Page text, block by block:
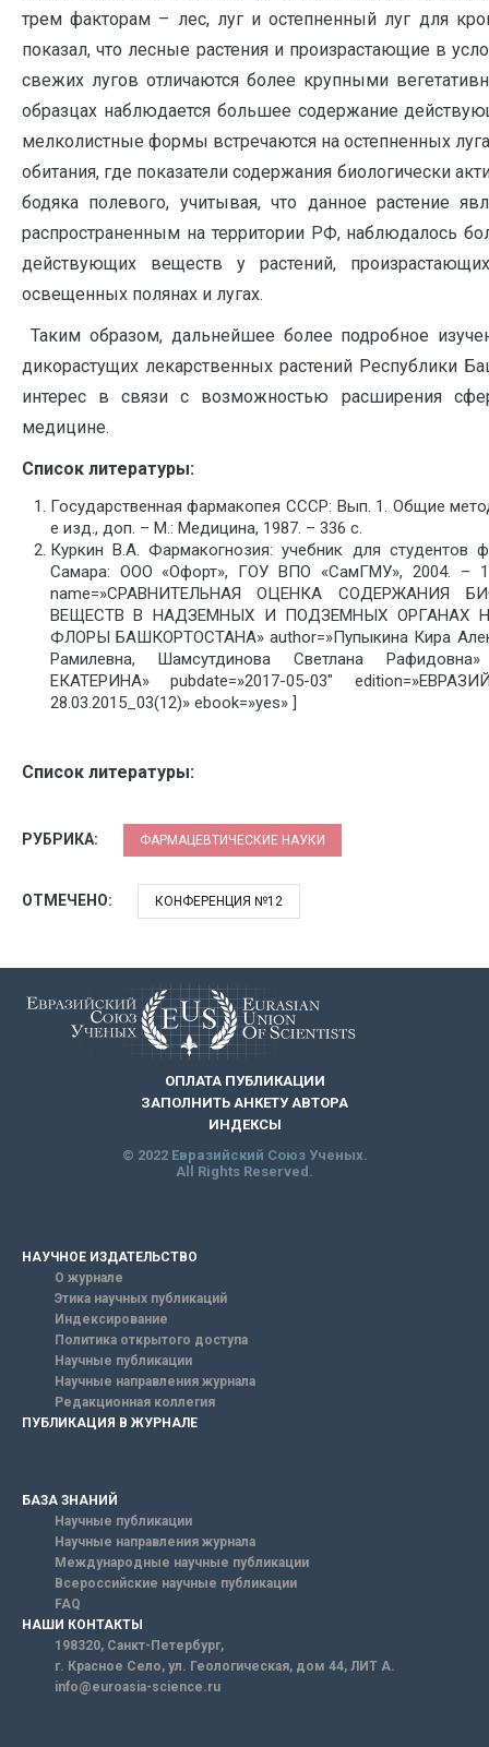
трем факторам – лес, луг и остепненный луг для
показал, что лесные растения и произрастающие в
свежих лугов отличаются более крупными
образцах наблюдается большее содержание
мелколистные формы встречаются на остепненных
обитания, где показатели содержания биологически
бодяка полевого, учитывая, что данное растение
распространенным на территории РФ, наблюдалось
действующих веществ у растений,
освещенных полянах и лугах.
Таким образом, дальнейшее более подробное
дикорастущих лекарственных растений Республики
интерес в связи с возможностью расширения
медицине.
Список литературы:
Государственная фармакопея СССР: Вып. 1. Общие
е изд., доп. – М.: Медицина, 1987. – 336 с.
Куркин В.А. Фармакогнозия: учебник для студентов
Самара: ООО «Офорт», ГОУ ВПО «СамГМУ», 2004. –
name=»СРАВНИТЕЛЬНАЯ ОЦЕНКА СОДЕРЖАНИЯ
ВЕЩЕСТВ В НАДЗЕМНЫХ И ПОДЗЕМНЫХ ОРГАНАХ
ФЛОРЫ БАШКОРТОСТАНА» author=»Пупыкина Кира
Рамилевна, Шамсутдинова Светлана
ЕКАТЕРИНА» pubdate=»2017-05-03″
28.03.2015_03(12)» ebook=»yes» ]
Список литературы:
РУБРИКА: ФАРМАЦЕВТИЧЕСКИЕ НАУКИ
ОТМЕЧЕНО: КОНФЕРЕНЦИЯ №12
ОПЛАТА ПУБЛИКАЦИИ
ЗАПОЛНИТЬ АНКЕТУ АВТОРА
ИНДЕКСЫ
© 2022 Евразийский Союз Ученых.
All Rights Reserved.
НАУЧНОЕ ИЗДАТЕЛЬСТВО
О журнале
Этика научных публикаций
Индексирование
Политика открытого доступа
Научные публикации
Научные направления журнала
Редакционная коллегия
ПУБЛИКАЦИЯ В ЖУРНАЛЕ
БАЗА ЗНАНИЙ
Научные публикации
Научные направления журнала
Международные научные публикации
Всероссийские научные публикации
FAQ
НАШИ КОНТАКТЫ
198320, Санкт-Петербург,
г. Красное Село, ул. Геологическая, дом 44, ЛИТ А.
info@euroasia-science.ru